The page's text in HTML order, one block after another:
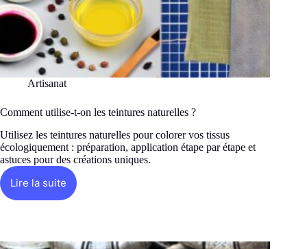
Artisanat
Comment utilise-t-on les teintures naturelles ?
Utilisez les teintures naturelles pour colorer vos tissus
écologiquement : préparation, application étape par étape et
astuces pour des créations uniques.
Lire la suite
Comment